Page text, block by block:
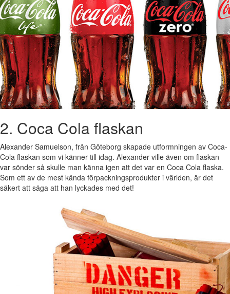
2. Coca Cola flaskan
Alexander Samuelson, från Göteborg skapade utformningen av Coca-
Cola flaskan som vi känner till idag. Alexander ville även om flaskan
var sönder så skulle man känna igen att det var en Coca Cola flaska.
Som ett av de mest kända förpackningsprodukter i världen, är det
säkert att säga att han lyckades med det!